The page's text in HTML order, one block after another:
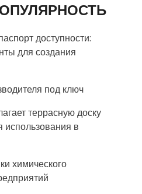
доступности:
для создания
под ключ
террасную доску
в
химического